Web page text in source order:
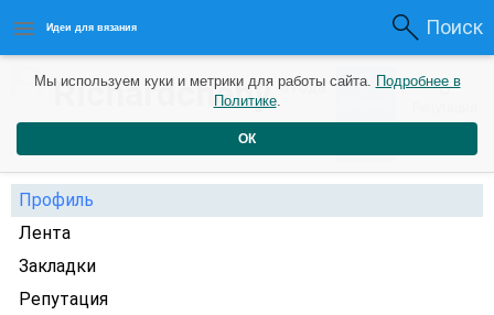
Идеи для вязания Поиск
Richardcheby3 года 0 0
Профиль
Лента
Закладки
Репутация
Мы используем куки и метрики для работы сайта. Подробнее в
Политике.
ОК